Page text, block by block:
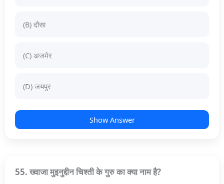
(B) दौसा
(C) अजमेर
(D) जयपुर
Show Answer
55. ख्वाजा मुइनुद्दीन चिश्ती के गुरु का क्या नाम है?